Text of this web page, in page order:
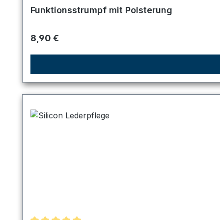
Durchschnittliche Bewertung von 5 von 5 Sternen
Funktionsstrumpf mit Polsterung
Regulärer Preis:
8,90 €